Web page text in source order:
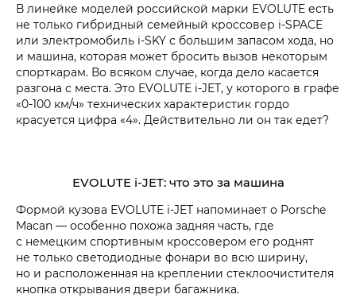
В линейке моделей российской марки EVOLUTE есть
не только гибридный семейный кроссовер i‑SPACE
или электромобиль i‑SKY с большим запасом хода, но
и машина, которая может бросить вызов некоторым
спорткарам. Во всяком случае, когда дело касается
разгона с места. Это EVOLUTE i‑JET, у которого в графе
«0-100 км/ч» технических характеристик гордо
красуется цифра «4». Действительно ли он так едет?
EVOLUTE i‑JET: что это за машина
Формой кузова EVOLUTE i‑JET напоминает о Porsche
Macan — особенно похожа задняя часть, где
с немецким спортивным кроссовером его роднят
не только светодиодные фонари во всю ширину,
но и расположенная на креплении стеклоочистителя
кнопка открывания двери багажника.